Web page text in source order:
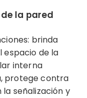
la pared
brinda
de la
interna
protege contra
señalización y